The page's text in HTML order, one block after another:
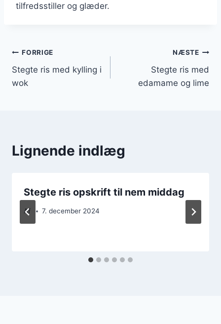
tilfredsstiller og glæder.
Indlægsnavigation
FORRIGE
Stegte ris med kylling i
wok
NÆSTE
Stegte ris med
edamame og lime
Lignende indlæg
Stegte ris opskrift til nem middag
Af 7. december 2024